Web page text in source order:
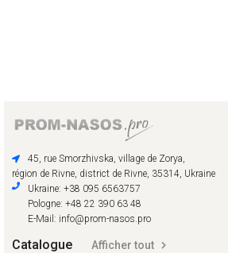
45, rue Smorzhivska, village de Zorya,
région de Rivne, district de Rivne, 35314, Ukraine
Ukraine: +38 095 6563757
Pologne: +48 22 390 63 48
E-Mail: info@prom-nasos.pro
Catalogue Afficher tout